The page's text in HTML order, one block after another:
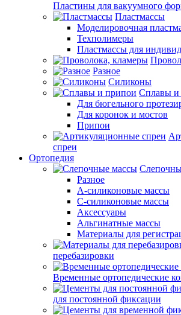
Пластины для вакуумного
Пластмассы
Моделировочная
Техполимеры
Пластмассы для
Разное
Силиконы
Сплавы и
Для бюгельного
Для коронок и мостов
Припои
спреи
Ортопедия
Разное
А-силиконовые массы
С-силиконовые массы
Аксессуары
Альгинатные массы
Материалы для
перебазировки
Временные ортопедические
для постоянной фиксации